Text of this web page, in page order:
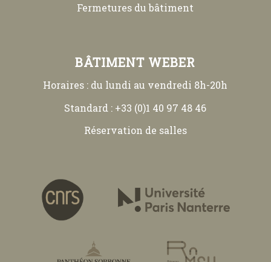
Fermetures du bâtiment
BÂTIMENT WEBER
Horaires : du lundi au vendredi 8h-20h
Standard : +33 (0)1 40 97 48 46
Réservation de salles